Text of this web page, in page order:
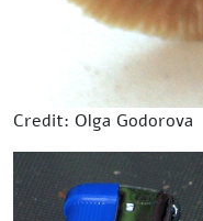
Credit: Olga Godorova